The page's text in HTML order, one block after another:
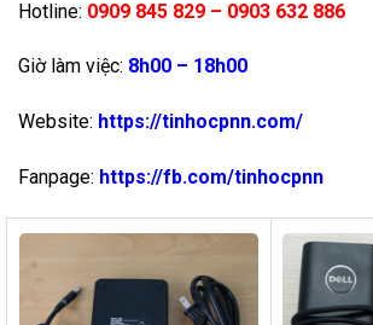
Hotline: 0909 845 829 – 0903 632 886
Giờ làm việc: 8h00 – 18h00
Website: https://tinhocpnn.com/
Fanpage: https://fb.com/tinhocpnn